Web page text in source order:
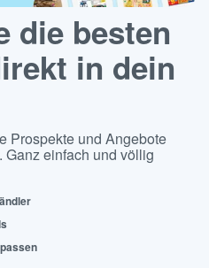
die besten
in dein
Prospekte und Angebote
einfach und völlig